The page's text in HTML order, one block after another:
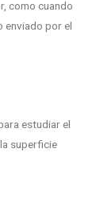
como cuando
enviado por el
estudiar el
superficie